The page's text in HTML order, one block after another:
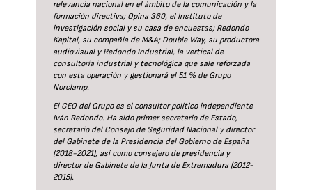
relevancia nacional en el ámbito de la comunicación y la
formación directiva; Opina 360, el Instituto de
investigación social y su casa de encuestas; Redondo
Kapital, su compañía de M&A; Double Way, su productora
audiovisual y Redondo Industrial, la vertical de
consultoría industrial y tecnológica que sale reforzada
con esta operación y gestionará el 51 % de Grupo
Norclamp.
El CEO del Grupo es el consultor político independiente
Iván Redondo. Ha sido primer secretario de Estado,
secretario del Consejo de Seguridad Nacional y director
del Gabinete de la Presidencia del Gobierno de España
(2018-2021), así como consejero de presidencia y
director de Gabinete de la Junta de Extremadura (2012-
2015).